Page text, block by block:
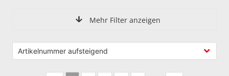
Mehr Filter anzeigen